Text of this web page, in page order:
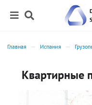
Главная Испания
Квартирные